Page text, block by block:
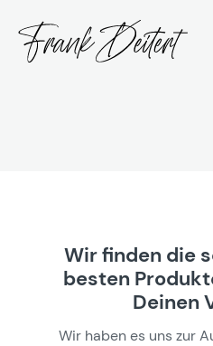
Wir finden die
besten
Deinen
Wir haben es uns zur